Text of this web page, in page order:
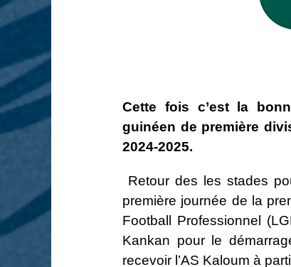
Cette fois c’est la
guinéen de première
2024-2025.
Retour des les stades
première journée de la
Football Professionnel
Kankan pour le
recevoir l’AS Kaloum à